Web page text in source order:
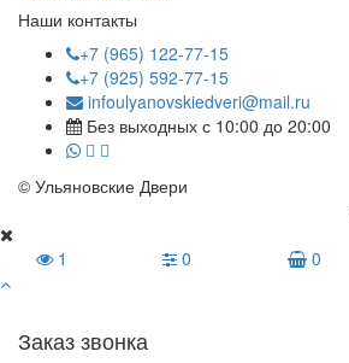
Наши контакты
+7 (965) 122-77-15
+7 (925) 592-77-15
infoulyanovskiedveri@mail.ru
Без выходных с 10:00 до 20:00
© Ульяновские Двери
1
0 0
Заказ звонка